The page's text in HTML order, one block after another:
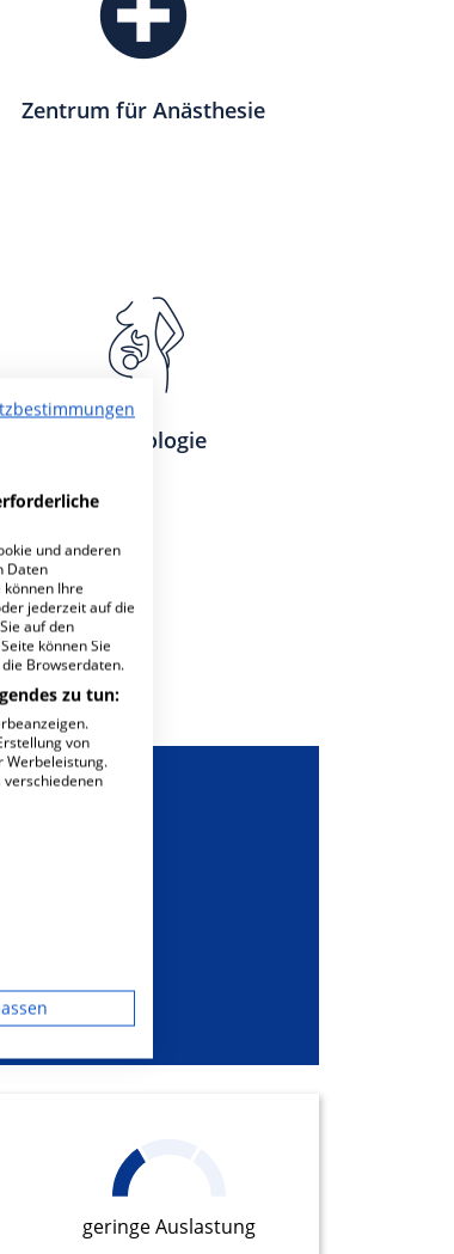
Zentrum für Anästhesie
Gynäkologie
geringe Auslastung
und anderen
Daten
Ihre
jederzeit auf die
auf den
können Sie
Browserdaten.
zu tun:
von
Werbeleistung.
verschiedenen